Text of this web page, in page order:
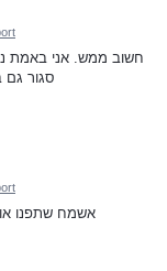
חשוב ממש. אני באמת
סגור גם
אשמח שתפנו